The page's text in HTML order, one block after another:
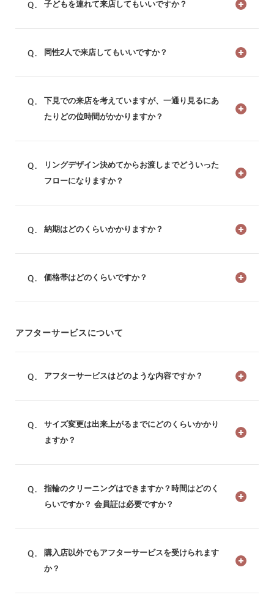
子どもを連れて来店してもいいですか？
同性2人で来店してもいいですか？
下見での来店を考えていますが、一通り見るにあ
たりどの位時間がかかりますか？
リングデザイン決めてからお渡しまでどういった
フローになりますか？
納期はどのくらいかかりますか？
価格帯はどのくらいですか？
アフターサービスについて
アフターサービスはどのような内容ですか？
サイズ変更は出来上がるまでにどのくらいかかり
ますか？
指輪のクリーニングはできますか？時間はどのく
らいですか？ 会員証は必要ですか？
購入店以外でもアフターサービスを受けられます
か？